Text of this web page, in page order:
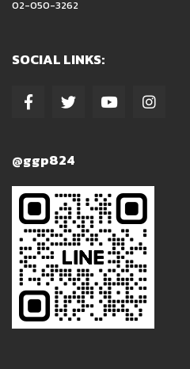
02-050-3262
SOCIAL LINKS:
@ggp824